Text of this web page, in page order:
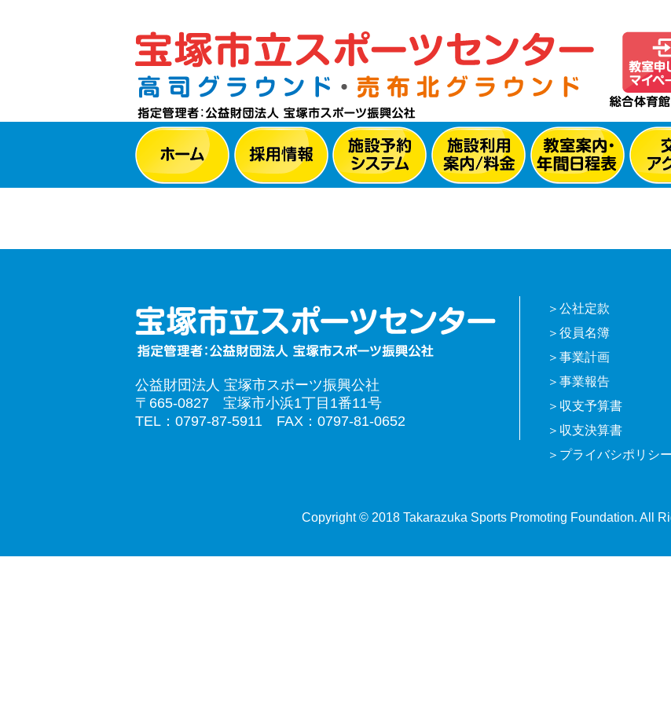
公益財団法人 宝塚市スポーツ振興公社
〒665-0827 宝塚市小浜1丁目1番11号
TEL：0797-87-5911 FAX：0797-81-0652
公社定款
役員名簿
事業計画
事業報告
収支予算書
収支決算書
プライバシポリシー
Copyright © 2018 Takarazuka Sports Promoting Foundation. All